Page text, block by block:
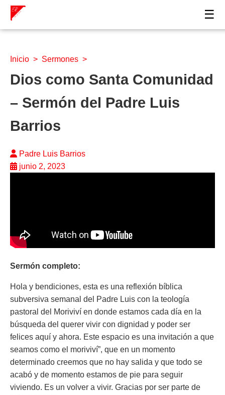
☰
Inicio > Sermones >
Dios como Santa Comunidad
– Sermón del Padre Luis
Barrios
Padre Luis Barrios
junio 2, 2023
Sermón completo:
Hola y bendiciones, esta es una reflexión bíblica
subversiva semanal del Padre Luis con la teología
pastoral del Moriviví en donde estamos cada día en la
búsqueda del querer vivir con dignidad y poder ser
felices aquí y ahora. Este espacio es una invitación a que
seamos como el moriviví”, que en un momento
determinado creemos que no hay salida y que todo se
acabó y de momento estamos de pie para seguir
viviendo. Es un volver a vivir. Gracias por ser parte de